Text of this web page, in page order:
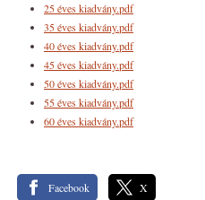
25 éves kiadvány.pdf
35 éves kiadvány.pdf
40 éves kiadvány.pdf
45 éves kiadvány.pdf
50 éves kiadvány.pdf
55 éves kiadvány.pdf
60 éves kiadvány.pdf
Facebook X